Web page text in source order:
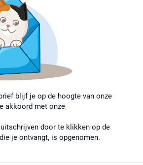
blijf je op de hoogte van onze
akkoord met onze
door te klikken op de
je ontvangt, is opgenomen.